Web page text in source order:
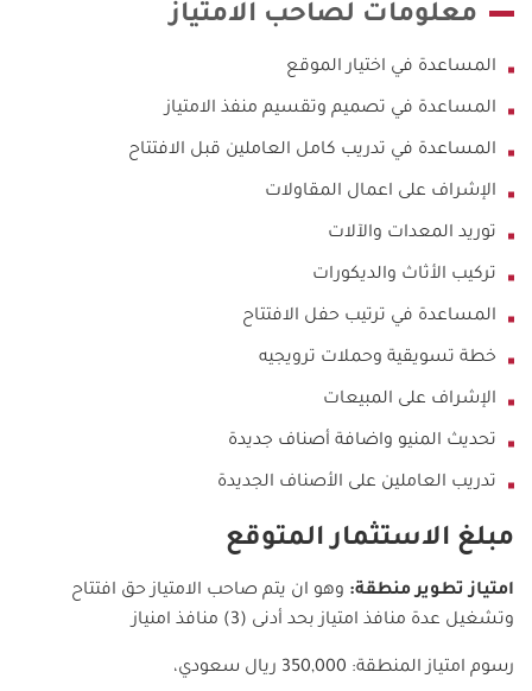
معلومات لصاحب الامتياز
المساعدة في اختيار الموقع
المساعدة في تصميم وتقسيم منفذ الامتياز
المساعدة في تدريب كامل العاملين قبل الافتتاح
الإشراف على اعمال المقاولات
توريد المعدات والآلات
تركيب الأثاث والديكورات
المساعدة في ترتيب حفل الافتتاح
خطة تسويقية وحملات ترويجيه
الإشراف على المبيعات
تحديث المنيو واضافة أصناف جديدة
تدريب العاملين على الأصناف الجديدة
مبلغ الاستثمار المتوقع
امتياز تطوير منطقة: وهو ان يتم صاحب الامتياز حق افتتاح
وتشغيل عدة منافذ امتياز بحد أدنى (3) منافذ امنياز
رسوم امتياز المنطقة: 350,000 ريال سعودي،